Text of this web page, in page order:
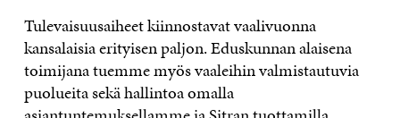
Tulevaisuusaiheet kiinnostavat vaalivuonna
kansalaisia erityisen paljon. Eduskunnan alaisena
toimijana tuemme myös vaaleihin valmistautuvia
puolueita sekä hallintoa omalla